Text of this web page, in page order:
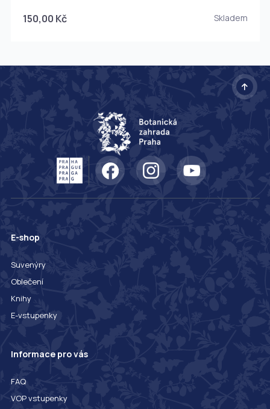
150,00 Kč Skladem
E-shop
Suvenýry
Oblečení
Knihy
E-vstupenky
Informace pro vás
FAQ
VOP vstupenky